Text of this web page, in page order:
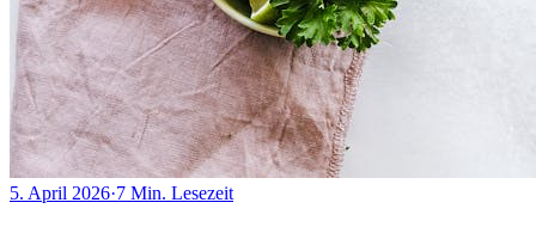
5. April 2026·7 Min. Lesezeit